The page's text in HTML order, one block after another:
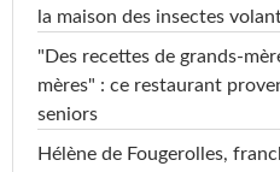
la maison des insectes
"Des recettes de grands-
mères" : ce restaurant
seniors
Hélène de Fougerolles,